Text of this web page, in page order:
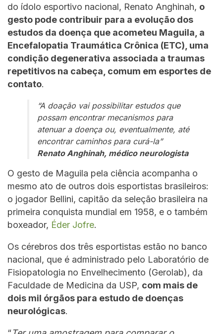
do ídolo esportivo nacional, Renato Anghinah, o
gesto pode contribuir para a evolução dos
estudos da doença que acometeu Maguila, a
Encefalopatia Traumática Crônica (ETC), uma
condição degenerativa associada a traumas
repetitivos na cabeça, comum em esportes de
contato.
“A doação vai possibilitar estudos que
possam encontrar mecanismos para
atenuar a doença ou, eventualmente, até
encontrar caminhos para curá-la”
Renato Anghinah, médico neurologista
O gesto de Maguila pela ciência acompanha o
mesmo ato de outros dois esportistas brasileiros:
o jogador Bellini, capitão da seleção brasileira na
primeira conquista mundial em 1958, e o também
boxeador, Éder Jofre.
Os cérebros dos três esportistas estão no banco
nacional, que é administrado pelo Laboratório de
Fisiopatologia no Envelhecimento (Gerolab), da
Faculdade de Medicina da USP, com mais de
dois mil órgãos para estudo de doenças
neurológicas.